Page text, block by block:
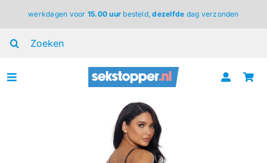
inhoud
werkdagen voor 15.00 uur besteld,dezelfde dag verzonden
Toggle